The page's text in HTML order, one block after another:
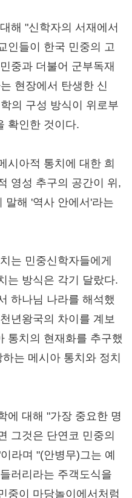
해 "신학자의 서재에서
인들이 한국 민중의 고
중과 더불어 군부독재
현장에서 탄생한 신
의 구성 방식이 위로부
확인한 것이다.
시아적 통치에 대한 희
영성 추구의 공간이 위,
말해 '역사 안에서'라는
는 민중신학자들에게
는 방식은 각기 달랐다.
하나님 나라를 해석했
년왕국의 차이를 계보
통치의 현재화를 추구했
는 메시아 통치와 정치
에 대해 "가장 중요한 명
그것은 단연코 민중의
라며 "(안병무)그는 예
러리라는 주객도식을
중이 마당놀이에서처럼